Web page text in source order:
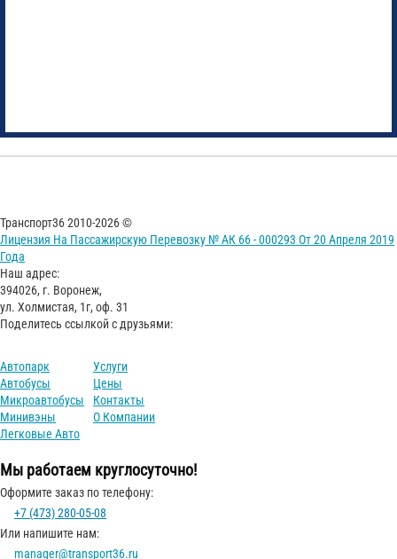
Транспорт36 2010-2026 ©
Лицензия На Пассажирскую Перевозку № АК 66 - 000293 От 20 Апреля 2019
Года
Наш адрес:
394026, г. Воронеж,
ул. Холмистая, 1г, оф. 31
Поделитесь ссылкой с друзьями:
Автопарк
Автобусы
Микроавтобусы
Минивэны
Легковые Авто
Услуги
Цены
Контакты
О Компании
Мы работаем круглосуточно!
Оформите заказ по телефону:
+7 (473) 280-05-08
Или напишите нам:
manager@transport36.ru